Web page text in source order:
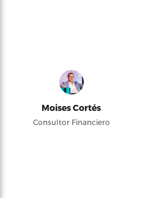
Moises Cortés
Consultor Financiero